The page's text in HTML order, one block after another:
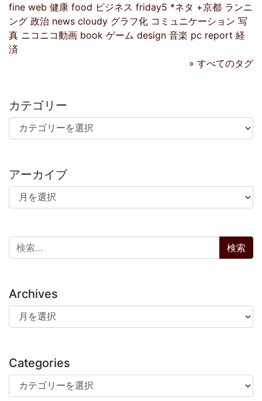
fine web 健康 food ビジネス friday5 *ネタ +京都 ランニ
ング 政治 news cloudy グラフ化 コミュニケーション 写
真 ニコニコ動画 book ゲーム design 音楽 pc report 経
済
» すべてのタグ
カテゴリー
カテゴリー
アーカイブ
アーカイブ
検索:
Archives
Archives
Categories
Categories